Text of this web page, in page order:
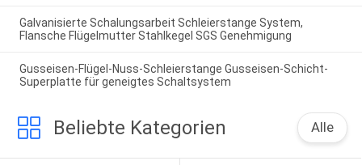
Galvanisierte Schalungsarbeit Schleierstange System,
Flansche Flügelmutter Stahlkegel SGS Genehmigung
Gusseisen-Flügel-Nuss-Schleierstange Gusseisen-Schicht-
Superplatte für geneigtes Schaltsystem
Beliebte Kategorien Alle